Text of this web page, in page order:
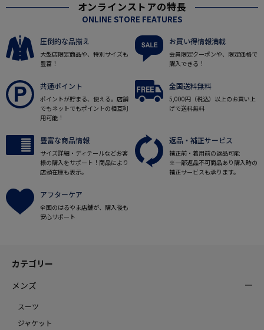
オンラインストアの特長
ONLINE STORE FEATURES
圧倒的な品揃え
大型店限定商品や、特別サイズも
豊富！
お買い得情報満載
会員限定クーポンや、限定価格で
購入できる！
共通ポイント
ポイントが貯まる、使える。店舗
でもネットでもポイントの相互利
用可能！
全国送料無料
5,000円（税込）以上のお買い上
げで送料無料
豊富な商品情報
サイズ詳細・ディテールなどお客
様の購入をサポート！商品により
店頭在庫も表示。
返品・補正サービス
補正前・着用前の返品可能
※一部返品不可商品あり購入時の
補正サービスも承ります。
アフターケア
全国のはるやま店舗が、購入後も
安心サポート
カテゴリー
メンズ
スーツ
ジャケット